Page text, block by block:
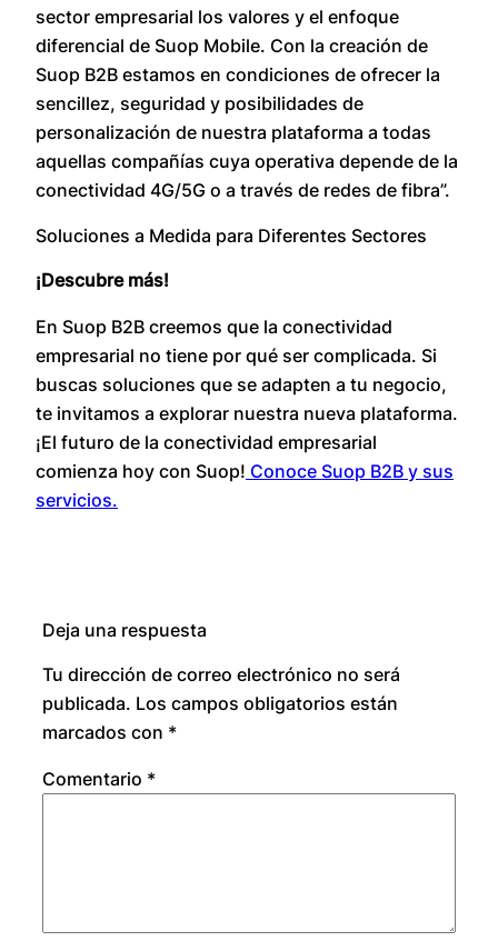
sector empresarial los valores y el enfoque
diferencial de Suop Mobile. Con la creación de
Suop B2B estamos en condiciones de ofrecer la
sencillez, seguridad y posibilidades de
personalización de nuestra plataforma a todas
aquellas compañías cuya operativa depende de la
conectividad 4G/5G o a través de redes de fibra”.
Soluciones a Medida para Diferentes Sectores
¡Descubre más!
En Suop B2B creemos que la conectividad
empresarial no tiene por qué ser complicada. Si
buscas soluciones que se adapten a tu negocio,
te invitamos a explorar nuestra nueva plataforma.
¡El futuro de la conectividad empresarial
comienza hoy con Suop! Conoce Suop B2B y sus
servicios.
Deja una respuesta
Tu dirección de correo electrónico no será
publicada. Los campos obligatorios están
marcados con *
Comentario *